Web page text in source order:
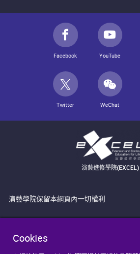
Cookies
Facebook YouTube
Twitter WeChat
演藝進修學院(EXCEL)
演藝學院保留本網頁內一切權利